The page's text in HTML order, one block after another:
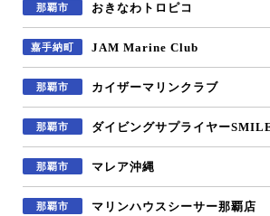
那覇市 おきなわトロピコ
嘉手納町 JAM Marine Club
那覇市 カイザーマリンクラブ
那覇市 ダイビングサプライヤー
那覇市 マレア沖縄
那覇市 マリンハウスシーサー那覇店